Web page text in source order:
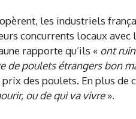
les industriels
concurrents locaux avec
rapporte qu’ils « ont
de poulets étrangers bon
des poulets. En plus de
ou de qui va vivre».